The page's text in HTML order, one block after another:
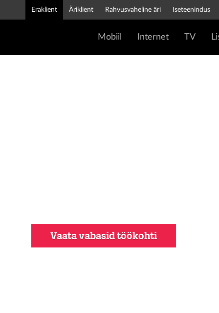
Eraklient Äriklient Rahvusvaheline äri Iseteenindus
Mobiil Internet TV
Vaata vabasid töökohti